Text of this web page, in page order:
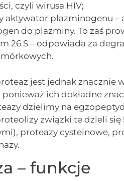
czyli wirusa HIV;
aktywator plazminogenu –
do plazminy. To zaś
26 S – odpowiada za
jest jednak znacznie
ich dokładne
dzielimy na
związki te dzieli
proteazy cysteinowe,
– funkcje